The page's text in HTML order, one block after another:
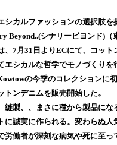
シカルファッションの選択肢を
Beyond..(シナリービヨンド)（
、7月31日よりECにて、コット
エシカルな哲学でモノづくりを
の今季のコレクションに
ンデニムを販売開始した。
縫製、、まさに種から製品にな
に誠実に作られる。変わらぬ人
労働者が深刻な病気や死に至っ